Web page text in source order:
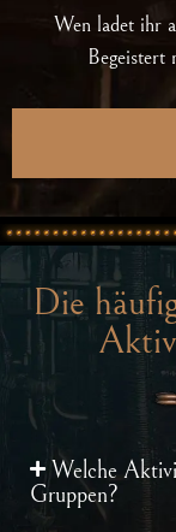
Wen ladet ihr
Begeistert
Die
Welche
Gruppen?